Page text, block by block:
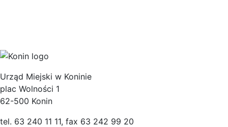
Urząd Miejski w Koninie
plac Wolności 1
62-500 Konin
tel. 63 240 11 11, fax 63 242 99 20